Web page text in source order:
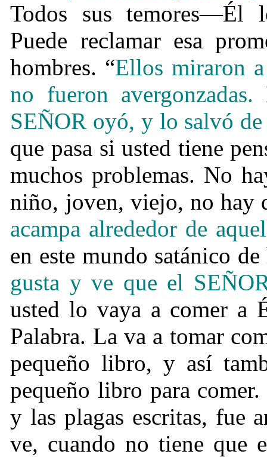
Todos sus temores—Él
Puede reclamar esa
hombres. “Ellos miraron
no fueron
SEÑOR oyó, y lo salvó
que pasa si usted tiene
muchos problemas. No
niño, joven, viejo, no hay
acampa alrededor de
en este mundo satánico
gusta y ve que el
usted lo vaya a comer a
Palabra. La va a tomar
pequeño libro, y así
pequeño libro para comer.
y las plagas escritas, fue
ve, cuando no tiene que